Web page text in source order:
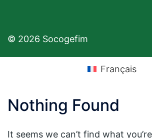
© 2026 Socogefim
Français
Nothing Found
It seems we can’t find what